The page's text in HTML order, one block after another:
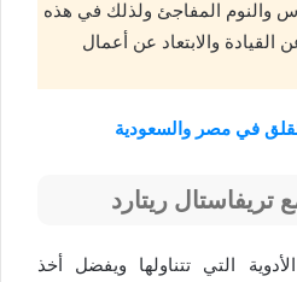
والنوم المفاجئ ولذلك في هذه
القيادة والابتعاد عن أعمال
في مصر والسعودية
تريفاستال ريتارد
التي تتناولها ويفضل أخذ